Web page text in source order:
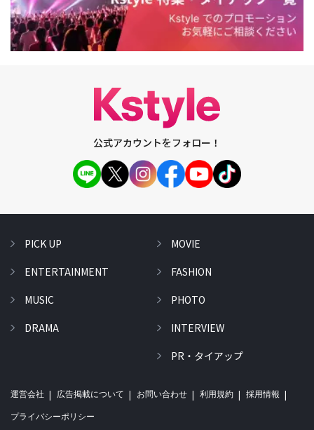
公式アカウントをフォロー！
PICK UP
ENTERTAINMENT
MUSIC
DRAMA
MOVIE
FASHION
PHOTO
INTERVIEW
PR・タイアップ
運営会社 広告掲載について お問い合わせ 利用規約 採用情報
プライバシーポリシー